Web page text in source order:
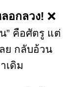
อกลวง! ❌
” คือศัตรู แต่
ย กลับอ้วน
เดิม